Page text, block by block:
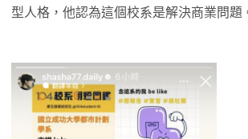
型人格，他認為這個校系是解決商業問題